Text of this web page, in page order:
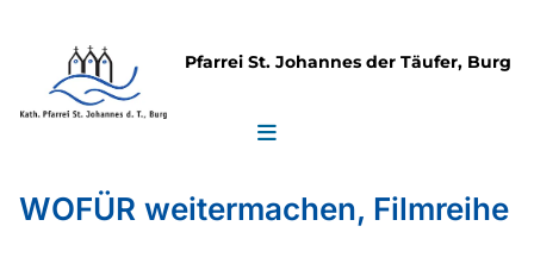
Pfarrei St. Johannes der Täufer, Burg
WOFÜR weitermachen, Filmreihe